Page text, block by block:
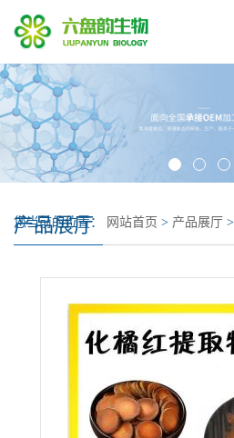
产品展厅
您当前的位置： 网站首页 > 产品展厅 >